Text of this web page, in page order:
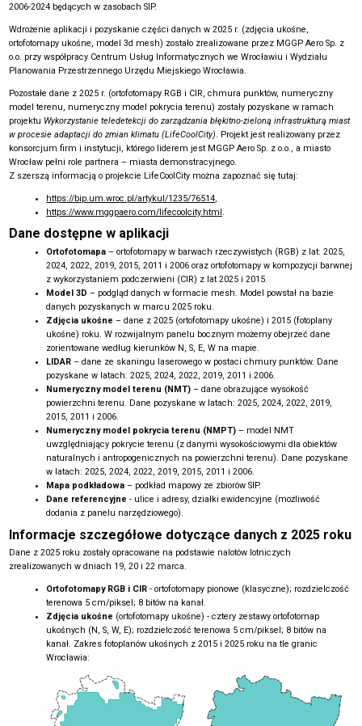
2006-2024 będących w zasobach SIP.
Wdrożenie aplikacji i pozyskanie części danych w 2025 r. (zdjęcia ukośne,
ortofotomapy ukośne, model 3d mesh) zostało zrealizowane przez MGGP Aero Sp. z
o.o. przy współpracy Centrum Usług Informatycznych we Wrocławiu i Wydziału
Planowania Przestrzennego Urzędu Miejskiego Wrocławia.
Pozostałe dane z 2025 r. (ortofotomapy RGB i CIR, chmura punktów, numeryczny
model terenu, numeryczny model pokrycia terenu) zostały pozyskane w ramach
projektu Wykorzystanie teledetekcji do zarządzania błękitno-zieloną infrastrukturą miast
w procesie adaptacji do zmian klimatu (LifeCoolCity). Projekt jest realizowany przez
konsorcjum firm i instytucji, którego liderem jest MGGP Aero Sp. z o.o., a miasto
Wrocław pełni role partnera – miasta demonstracyjnego.
Z szerszą informacją o projekcie LifeCoolCity można zapoznać się tutaj:
https://bip.um.wroc.pl/artykul/1235/76514
https://www.mggpaero.com/lifecoolcity.html
Dane dostępne w aplikacji
Ortofotomapa – ortofotomapy w barwach rzeczywistych (RGB) z lat: 2025,
2024, 2022, 2019, 2015, 2011 i 2006 oraz ortofotomapy w kompozycji barwnej
z wykorzystaniem podczerwieni (CIR) z lat 2025 i 2015.
Model 3D – podgląd danych w formacie mesh. Model powstał na bazie
danych pozyskanych w marcu 2025 roku.
Zdjęcia ukośne – dane z 2025 (ortofotomapy ukośne) i 2015 (fotoplany
ukośne) roku. W rozwijalnym panelu bocznym możemy obejrzeć dane
zorientowane według kierunków N, S, E, W na mapie.
LIDAR – dane ze skaningu laserowego w postaci chmury punktów. Dane
pozyskane w latach: 2025, 2024, 2022, 2019, 2011 i 2006.
Numeryczny model terenu (NMT) – dane obrazujące wysokość
powierzchni terenu. Dane pozyskane w latach: 2025, 2024, 2022, 2019,
2015, 2011 i 2006.
Numeryczny model pokrycia terenu (NMPT) – model NMT
uwzględniający pokrycie terenu (z danymi wysokościowymi dla obiektów
naturalnych i antropogenicznych na powierzchni terenu). Dane pozyskane
w latach: 2025, 2024, 2022, 2019, 2015, 2011 i 2006.
Mapa podkładowa – podkład mapowy ze zbiorów SIP.
Dane referencyjne - ulice i adresy, działki ewidencyjne (możliwość
dodania z panelu narzędziowego).
Informacje szczegółowe dotyczące danych z 2025 roku
Dane z 2025 roku zostały opracowane na podstawie nalotów lotniczych
zrealizowanych w dniach 19, 20 i 22 marca.
Ortofotomapy RGB i CIR - ortofotomapy pionowe (klasyczne); rozdzielczość
terenowa 5 cm/piksel; 8 bitów na kanał.
Zdjęcia ukośne (ortofotomapy ukośne) - cztery zestawy ortofotomap
ukośnych (N, S, W, E); rozdzielczość terenowa 5 cm/piksel; 8 bitów na
kanał. Zakres fotoplanów ukośnych z 2015 i 2025 roku na tle granic
Wrocławia: